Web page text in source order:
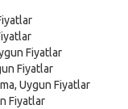
Fiyatlar
Fiyatlar
Uygun Fiyatlar
Fiyatlar